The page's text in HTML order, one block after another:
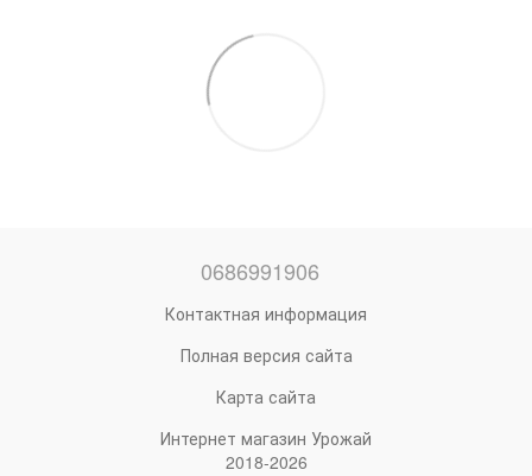
0686991906
Контактная информация
Полная версия сайта
Карта сайта
Интернет магазин Урожай
2018-2026